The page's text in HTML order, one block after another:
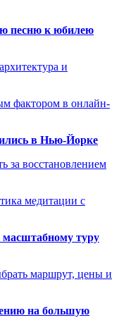
песню к юбилею
и
фактором в онлайн-
в Нью-Йорке
за восстановлением
медитации с
масштабному туру
маршрут, цены и
на большую